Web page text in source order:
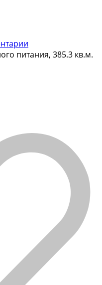
питания, 385.3 кв.м.